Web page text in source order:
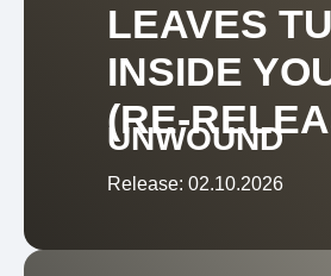
LEAVES
INSIDE
(RE-
UNWOUND
Release: 02.10.2026